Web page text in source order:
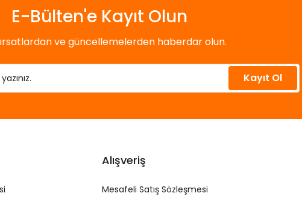
E-Bülten'e Kayıt Olun
ve güncellemelerden haberdar olun.
Kayıt Ol
Alışveriş
Mesafeli Satış Sözleşmesi